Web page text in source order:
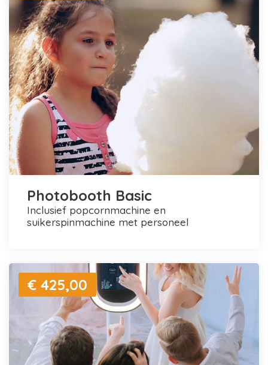
Photobooth Basic
inclusief popcornmachine en
suikerspinmachine met personeel
€ 425,00